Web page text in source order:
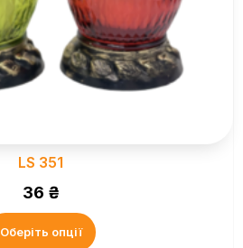
LS 351
36 ₴
Оберіть опції